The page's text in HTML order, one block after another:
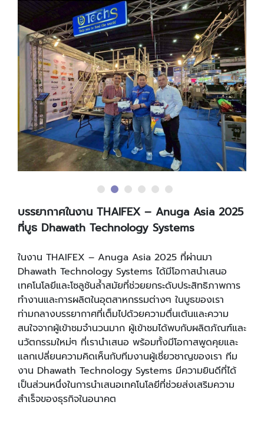
บรรยากาศในงาน THAIFEX – Anuga Asia 2025
ที่บูธ Dhawath Technology Systems
ในงาน THAIFEX – Anuga Asia 2025 ที่ผ่านมา
Dhawath Technology Systems ได้มีโอกาสนำเสนอ
เทคโนโลยีและโซลูชันล้ำสมัยที่ช่วยยกระดับประสิทธิภาพการ
ทำงานและการผลิตในอุตสาหกรรมต่างๆ ในบูธของเรา
ท่ามกลางบรรยากาศที่เต็มไปด้วยความตื่นเต้นและความ
สนใจจากผู้เข้าชมจำนวนมาก ผู้เข้าชมได้พบกับผลิตภัณฑ์และ
นวัตกรรมใหม่ๆ ที่เรานำเสนอ พร้อมทั้งมีโอกาสพูดคุยและ
แลกเปลี่ยนความคิดเห็นกับทีมงานผู้เชี่ยวชาญของเรา ทีม
งาน Dhawath Technology Systems มีความยินดีที่ได้
เป็นส่วนหนึ่งในการนำเสนอเทคโนโลยีที่ช่วยส่งเสริมความ
สำเร็จของธุรกิจในอนาคต